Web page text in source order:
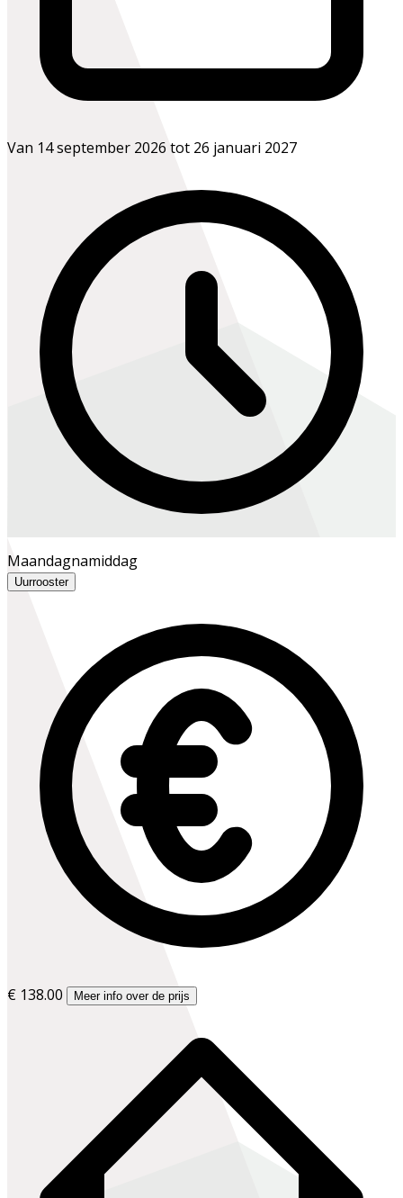
Van 14 september 2026 tot 26 januari 2027
Maandagnamiddag
Uurrooster
€ 138.00 Meer info over de prijs